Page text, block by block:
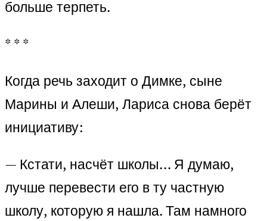
больше терпеть.
* * *
Когда речь заходит о Димке, сыне
Марины и Алеши, Лариса снова берёт
инициативу:
— Кстати, насчёт школы… Я думаю,
лучше перевести его в ту частную
школу, которую я нашла. Там намного